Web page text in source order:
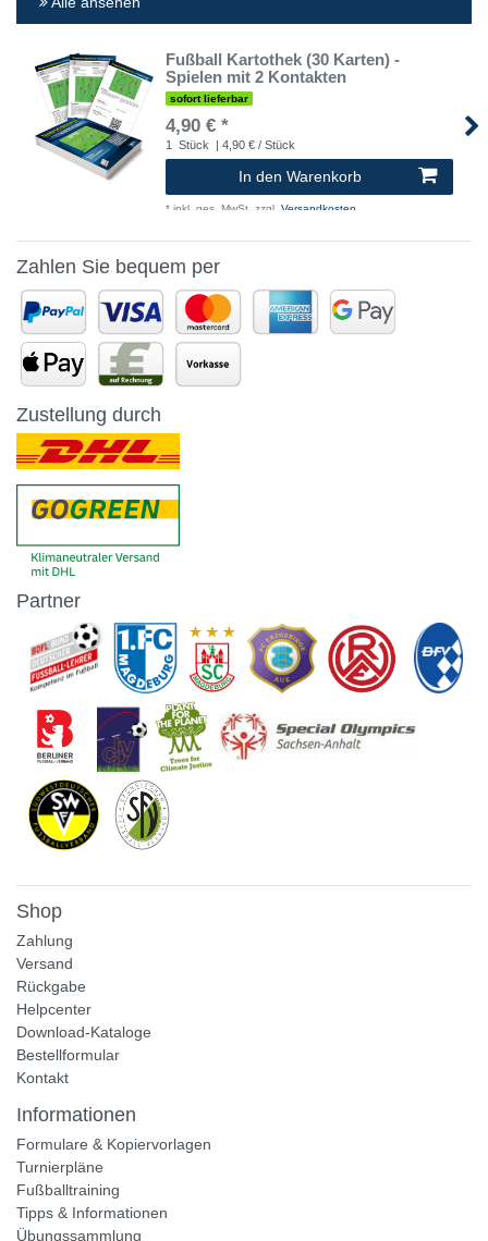
Fußball Kartothek (30 Karten) -
Spielen mit 2 Kontakten
sofort lieferbar
4,90 € *
1 Stück | 4,90 € / Stück
In den Warenkorb
* inkl. ges. MwSt. zzgl. Versandkosten
Zahlen Sie bequem per
Zustellung durch
Partner
Shop
Zahlung
Versand
Rückgabe
Helpcenter
Download-Kataloge
Bestellformular
Kontakt
Informationen
Formulare & Kopiervorlagen
Turnierpläne
Fußballtraining
Tipps & Informationen
Übungssammlung